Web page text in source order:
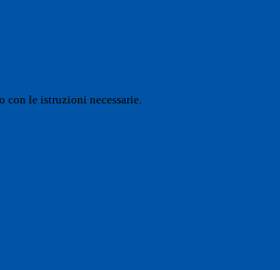
con le istruzioni necessarie.